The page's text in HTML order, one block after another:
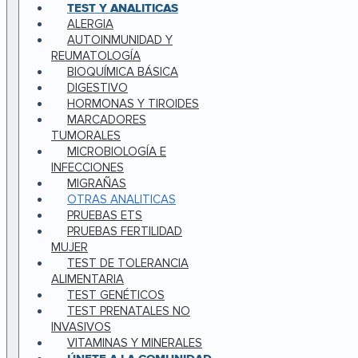
TEST Y ANALITICAS
ALERGIA
AUTOINMUNIDAD Y
REUMATOLOGÍA
BIOQUÍMICA BÁSICA
DIGESTIVO
HORMONAS Y TIROIDES
MARCADORES
TUMORALES
MICROBIOLOGÍA E
INFECCIONES
MIGRAÑAS
OTRAS ANALITICAS
PRUEBAS ETS
PRUEBAS FERTILIDAD
MUJER
TEST DE TOLERANCIA
ALIMENTARIA
TEST GENÉTICOS
TEST PRENATALES NO
INVASIVOS
VITAMINAS Y MINERALES